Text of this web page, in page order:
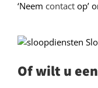
‘Neem contact op’
Of wilt u